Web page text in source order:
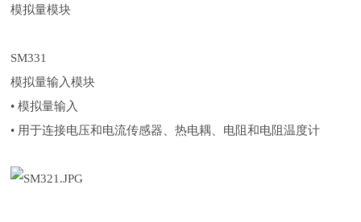
模拟量模块
SM331
模拟量输入模块
• 模拟量输入
• 用于连接电压和电流传感器、热电耦、电阻和电阻温度计